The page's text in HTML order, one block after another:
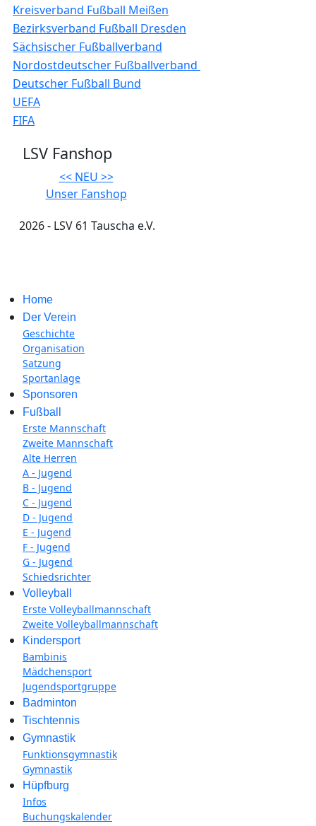
Kreisverband Fußball Meißen
Bezirksverband Fußball Dresden
Sächsischer Fußballverband
Nordostdeutscher Fußballverband
Deutscher Fußball Bund
UEFA
FIFA
LSV Fanshop
<< NEU >>
Unser Fanshop
2026 - LSV 61 Tauscha e.V.
Home
Der Verein
Geschichte
Organisation
Satzung
Sportanlage
Sponsoren
Fußball
Erste Mannschaft
Zweite Mannschaft
Alte Herren
A - Jugend
B - Jugend
C - Jugend
D - Jugend
E - Jugend
F - Jugend
G - Jugend
Schiedsrichter
Volleyball
Erste Volleyballmannschaft
Zweite Volleyballmannschaft
Kindersport
Bambinis
Mädchensport
Jugendsportgruppe
Badminton
Tischtennis
Gymnastik
Funktionsgymnastik
Gymnastik
Hüpfburg
Infos
Buchungskalender